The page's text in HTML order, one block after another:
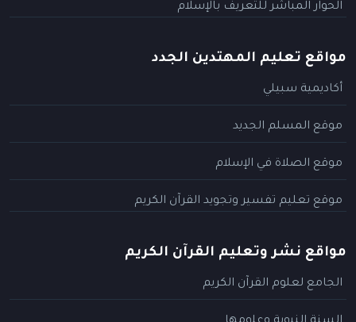
الحوار المباشر للتعريف بالإسلام
مواقع تعليم المهتدين الجدد
أكاديمية سبيلي
موقع المسلم الجديد
موقع الصلاة في الإسلام
موقع تعليم تفسير وتجويد القرآن الكريم
مواقع نشر وتعليم القرآن الكريم
الجامع لعلوم القرآن الكريم